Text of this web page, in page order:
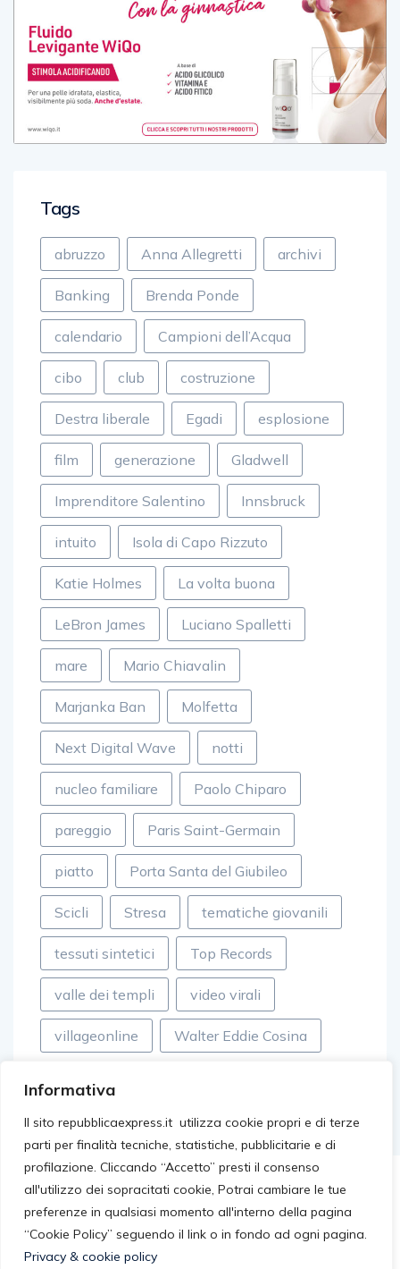
Informativa
Il sito repubblicaexpress.it utilizza cookie propri e di terze
parti per finalità tecniche, statistiche, pubblicitarie e di
profilazione. Cliccando “Accetto” presti il consenso
all'utilizzo dei sopracitati cookie, Potrai cambiare le tue
preferenze in qualsiasi momento all'interno della pagina
“Cookie Policy” seguendo il link o in fondo ad ogni pagina.
Privacy & cookie policy
Tags
abruzzo Anna Allegretti archivi
Banking Brenda Ponde
calendario Campioni dell’Acqua
cibo club costruzione
Destra liberale Egadi esplosione
film generazione Gladwell
Imprenditore Salentino Innsbruck
intuito Isola di Capo Rizzuto
Katie Holmes La volta buona
LeBron James Luciano Spalletti
mare Mario Chiavalin
Marjanka Ban Molfetta
Next Digital Wave notti
nucleo familiare Paolo Chiparo
pareggio Paris Saint-Germain
piatto Porta Santa del Giubileo
Scicli Stresa tematiche giovanili
tessuti sintetici Top Records
valle dei templi video virali
villageonline Walter Eddie Cosina